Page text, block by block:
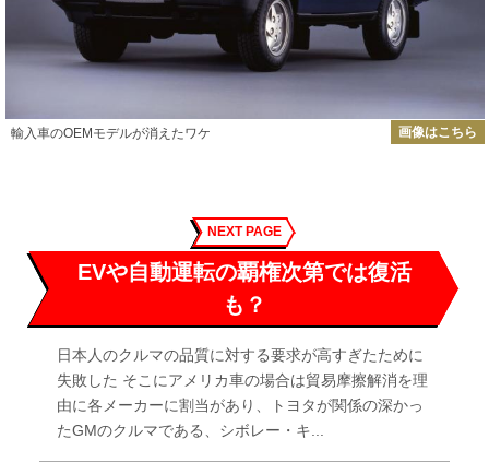
輸入車のOEMモデルが消えたワケ 画像はこちら
NEXT PAGE
EVや自動運転の覇権次第では復活
も？
日本人のクルマの品質に対する要求が高すぎたために
失敗した そこにアメリカ車の場合は貿易摩擦解消を理
由に各メーカーに割当があり、トヨタが関係の深かっ
たGMのクルマである、シボレー・キ...